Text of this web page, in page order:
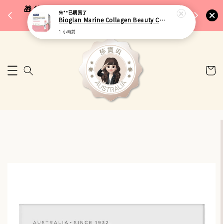
🎁 父親節限定｜全館96折・指定品牌88折｜滿
$5,000再折$100
🚚 台
朱**已購買了
Bioglan Marine Collagen Beauty Complex 海洋膠原蛋白美妍飲 25ml x 15包
1 小時前